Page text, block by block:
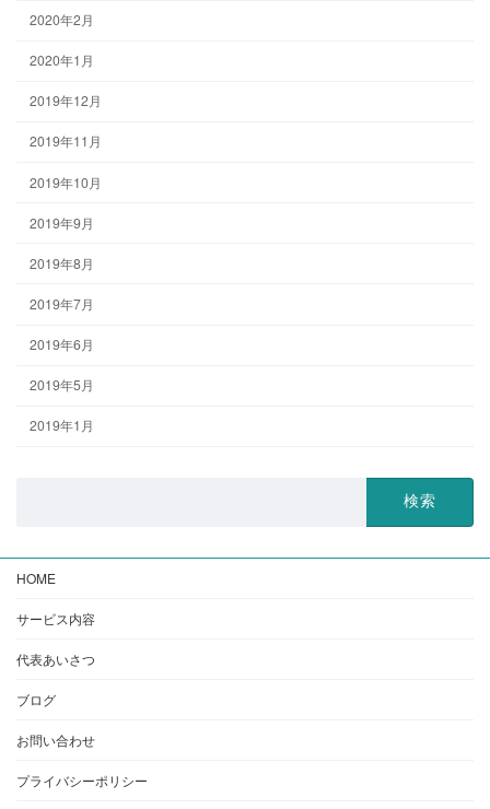
2020年2月
2020年1月
2019年12月
2019年11月
2019年10月
2019年9月
2019年8月
2019年7月
2019年6月
2019年5月
2019年1月
HOME
サービス内容
代表あいさつ
ブログ
お問い合わせ
プライバシーポリシー